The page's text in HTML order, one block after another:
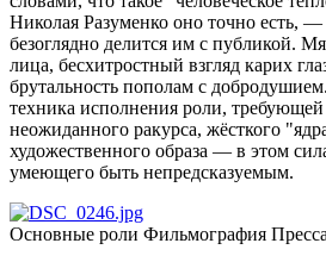
Николая Разуменко оно точно есть,
безоглядно делится им с публикой.
лица, бесхитростный взгляд карих
брутальность пополам с
техника исполнения роли, требующей
неожиданного ракурса, жёсткого
художественного образа — в этом
умеющего быть непредсказуемым.
Основные роли Фильмография Пресса